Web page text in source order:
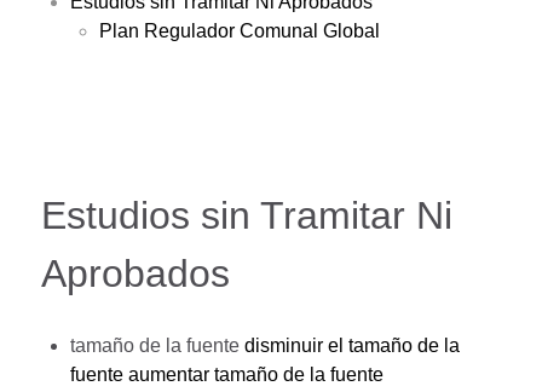
Plan Regulador Comunal Global
Estudios sin Tramitar Ni
Aprobados
tamaño de la fuente disminuir el tamaño de la
fuente aumentar tamaño de la fuente